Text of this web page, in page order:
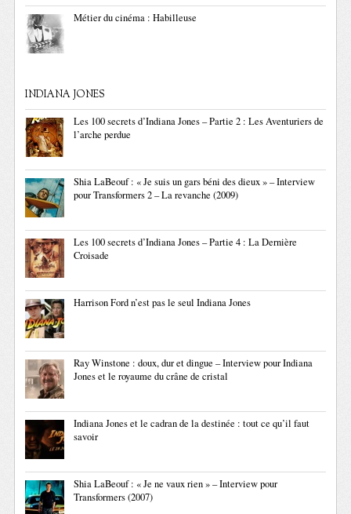
Métier du cinéma : Habilleuse
INDIANA JONES
Les 100 secrets d’Indiana Jones – Partie 2 : Les Aventuriers de
l’arche perdue
Shia LaBeouf : « Je suis un gars béni des dieux » – Interview
pour Transformers 2 – La revanche (2009)
Les 100 secrets d’Indiana Jones – Partie 4 : La Dernière
Croisade
Harrison Ford n’est pas le seul Indiana Jones
Ray Winstone : doux, dur et dingue – Interview pour Indiana
Jones et le royaume du crâne de cristal
Indiana Jones et le cadran de la destinée : tout ce qu’il faut
savoir
Shia LaBeouf : « Je ne vaux rien » – Interview pour
Transformers (2007)